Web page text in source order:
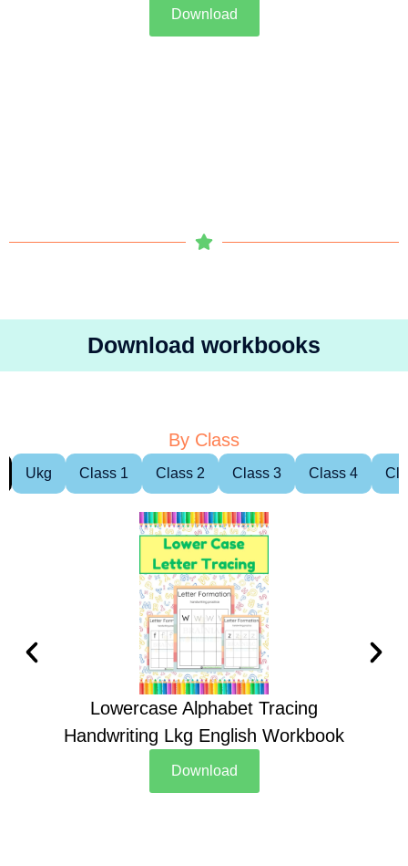
Download
Download workbooks
By Class
Ukg Class 1 Class 2 Class 3 Class 4
Lowercase Alphabet Tracing
Handwriting Lkg English Workbook
Download